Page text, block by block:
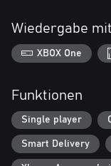
Wiedergabe mit
XBOX One
Funktionen
Single player
Smart Delivery